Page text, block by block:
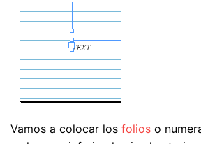
Vamos a colocar los folios o